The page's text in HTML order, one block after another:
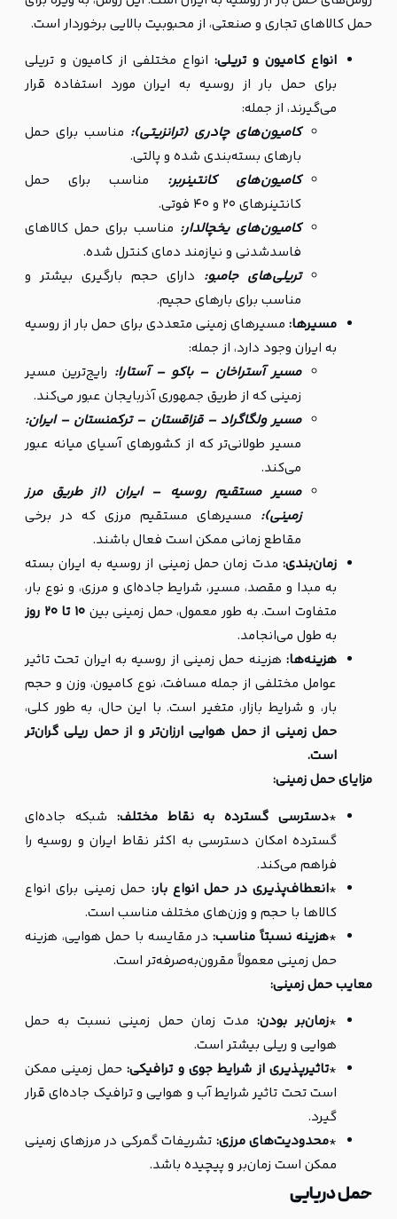
حمل کالاهای تجاری و صنعتی، از محبوبیت بالایی برخوردار است.
انواع کامیون و تریلی: انواع مختلفی از کامیون و تریلی
برای حمل بار از روسیه به ایران مورد استفاده قرار
می‌گیرند، از جمله:
کامیون‌های چادری (ترانزیتی): مناسب برای حمل
بارهای بسته‌بندی شده و پالتی.
کامیون‌های کانتینربر: مناسب برای حمل
کانتینرهای 20 و 40 فوتی.
کامیون‌های یخچالدار: مناسب برای حمل کالاهای
فاسدشدنی و نیازمند دمای کنترل شده.
تریلی‌های جامبو: دارای حجم بارگیری بیشتر و
مناسب برای بارهای حجیم.
مسیرها: مسیرهای زمینی متعددی برای حمل بار از روسیه
به ایران وجود دارد، از جمله:
مسیر آستراخان – باکو – آستارا: رایج‌ترین مسیر
زمینی که از طریق جمهوری آذربایجان عبور می‌کند.
مسیر ولگاگراد – قزاقستان – ترکمنستان – ایران:
مسیر طولانی‌تر که از کشورهای آسیای میانه عبور
می‌کند.
مسیر مستقیم روسیه – ایران (از طریق مرز
زمینی): مسیرهای مستقیم مرزی که در برخی
مقاطع زمانی ممکن است فعال باشند.
زمان‌بندی: مدت زمان حمل زمینی از روسیه به ایران بسته
به مبدا و مقصد، مسیر، شرایط جاده‌ای و مرزی، و نوع بار،
متفاوت است. به طور معمول، حمل زمینی بین10 تا 20 روز
به طول می‌انجامد.
هزینه‌ها: هزینه حمل زمینی از روسیه به ایران تحت تاثیر
عوامل مختلفی از جمله مسافت، نوع کامیون، وزن و حجم
بار، و شرایط بازار، متغیر است. با این حال، به طور کلی،
حمل زمینی از حمل هوایی ارزان‌تر و از حمل ریلی گران‌تر
است.
مزایای حمل زمینی:
*دسترسی گسترده به نقاط مختلف: شبکه جاده‌ای
گسترده امکان دسترسی به اکثر نقاط ایران و روسیه را
فراهم می‌کند.
*انعطاف‌پذیری در حمل انواع بار: حمل زمینی برای انواع
کالاها با حجم و وزن‌های مختلف مناسب است.
*هزینه نسبتاً مناسب:در مقایسه با حمل هوایی، هزینه
حمل زمینی معمولاً مقرون‌به‌صرفه‌تر است.
معایب حمل زمینی:
*زمان‌بر بودن: مدت زمان حمل زمینی نسبت به حمل
هوایی و ریلی بیشتر است.
*تاثیرپذیری از شرایط جوی و ترافیکی:حمل زمینی ممکن
است تحت تاثیر شرایط آب و هوایی و ترافیک جاده‌ای قرار
گیرد.
*محدودیت‌های مرزی: تشریفات گمرکی در مرزهای زمینی
ممکن است زمان‌بر و پیچیده باشد.
حمل دریایی